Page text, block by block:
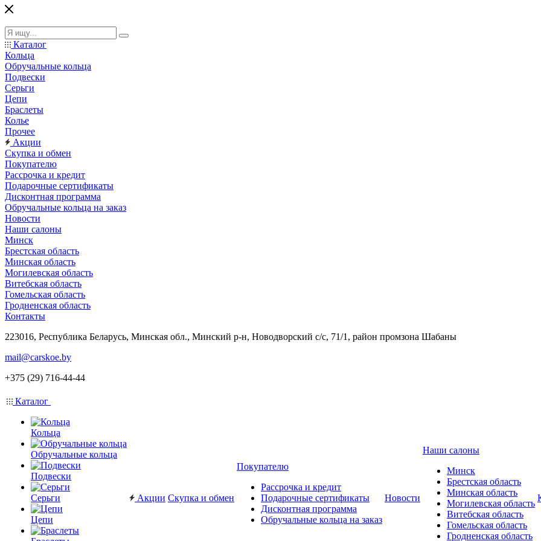
Каталог
Кольца
Обручальные кольца
Подвески
Серьги
Цепи
Браслеты
Колье
Прочее
Акции
Скупка и обмен
Покупателю
Рассрочка и кредит
Подарочные сертификаты
Дисконтная программа
Обручальные кольца на заказ
Новости
Наши салоны
Минск
Брестская область
Минская область
Могилевская область
Витебская область
Гомельская область
Гродненская область
Контакты
223016, Республика Беларусь, Минская обл., Минский р-н, Новодворский с/с, 71/1, район промзона Шабаны
mail@carskoe.by
+375 (29) 716-44-44
Каталог
Кольца
Обручальные кольца
Подвески
Серьги
Цепи
Акции Скупка и обмен
Покупателю
Рассрочка и кредит
Подарочные сертификаты
Дисконтная программа
Обручальные кольца на заказ
Новости
Наши салоны
Минск
Брестская область
Минская область
Могилевская область
Витебская область
Гомельская область
Гродненская область